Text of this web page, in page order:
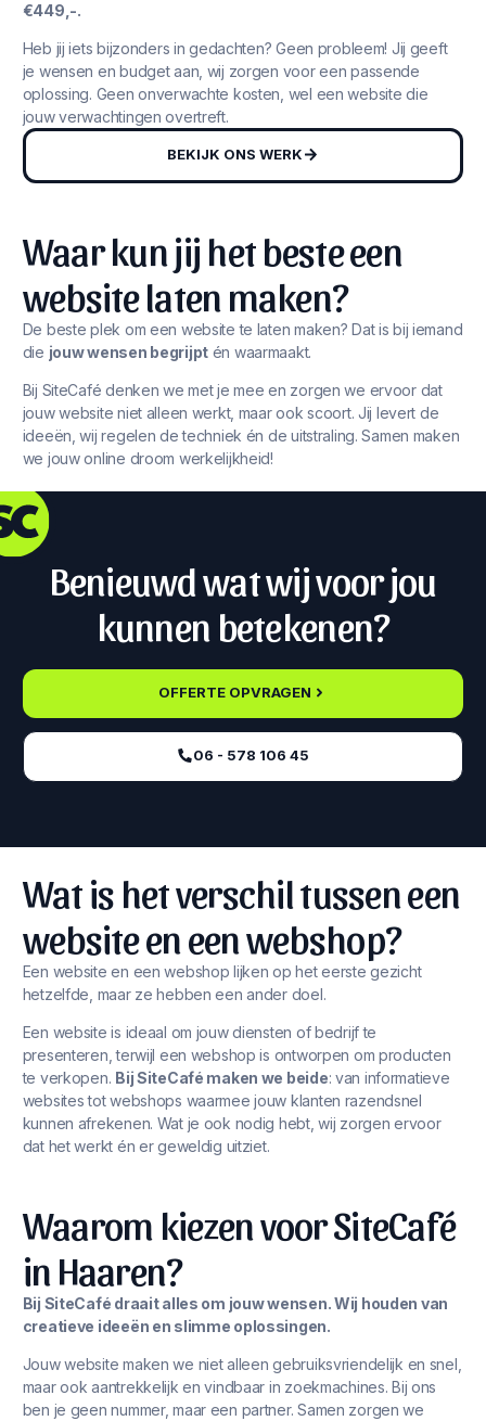
€449,-.
Heb jij iets bijzonders in gedachten? Geen probleem! Jij geeft
je wensen en budget aan, wij zorgen voor een passende
oplossing. Geen onverwachte kosten, wel een website die
jouw verwachtingen overtreft.
BEKIJK ONS WERK
Waar kun jij het beste een
website laten maken?
De beste plek om een website te laten maken? Dat is bij iemand
die jouw wensen begrijpt én waarmaakt.
Bij SiteCafé denken we met je mee en zorgen we ervoor dat
jouw website niet alleen werkt, maar ook scoort. Jij levert de
ideeën, wij regelen de techniek én de uitstraling. Samen maken
we jouw online droom werkelijkheid!
Benieuwd wat wij voor jou
kunnen betekenen?
OFFERTE OPVRAGEN
06 - 578 106 45‬
Wat is het verschil tussen een
website en een webshop?
Een website en een webshop lijken op het eerste gezicht
hetzelfde, maar ze hebben een ander doel.
Een website is ideaal om jouw diensten of bedrijf te
presenteren, terwijl een webshop is ontworpen om producten
te verkopen. Bij SiteCafé maken we beide: van informatieve
websites tot webshops waarmee jouw klanten razendsnel
kunnen afrekenen. Wat je ook nodig hebt, wij zorgen ervoor
dat het werkt én er geweldig uitziet.
Waarom kiezen voor SiteCafé
in Haaren?
Bij SiteCafé draait alles om jouw wensen. Wij houden van
creatieve ideeën en slimme oplossingen.
Jouw website maken we niet alleen gebruiksvriendelijk en snel,
maar ook aantrekkelijk en vindbaar in zoekmachines. Bij ons
ben je geen nummer, maar een partner. Samen zorgen we